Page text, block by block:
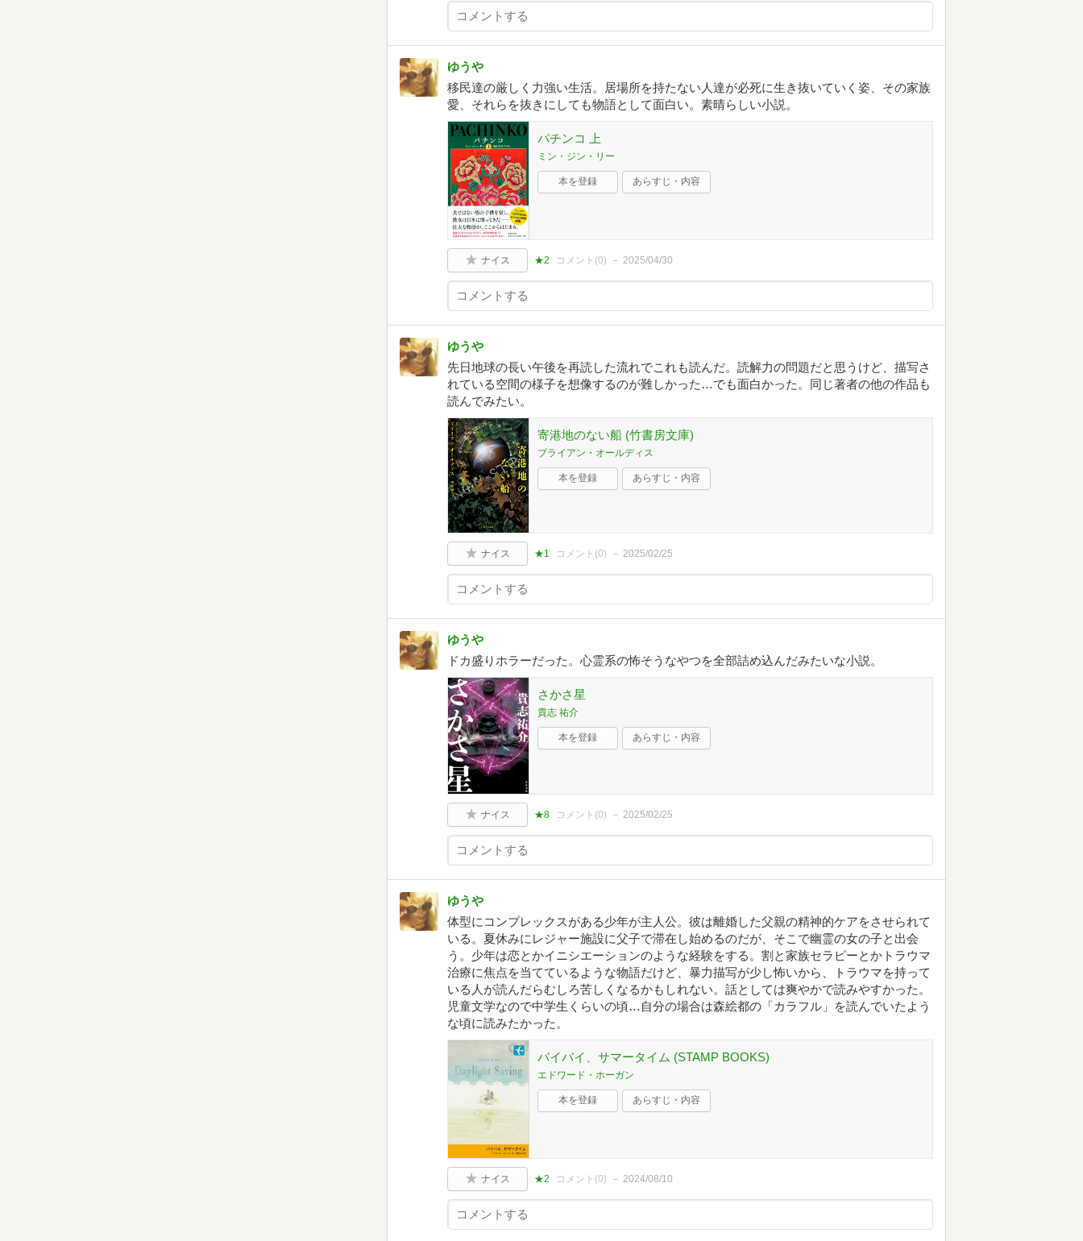
ゆうや
移民達の厳しく力強い生活。居場所を持たない人達が必死に生き抜いていく姿、その家族
愛、それらを抜きにしても物語として面白い。素晴らしい小説。
パチンコ 上
ミン・ジン・リー
本を登録 あらすじ・内容
ナイス ★2 コメント(0) 2025/04/30
ゆうや
先日地球の長い午後を再読した流れでこれも読んだ。読解力の問題だと思うけど、描写さ
れている空間の様子を想像するのが難しかった…でも面白かった。同じ著者の他の作品も
読んでみたい。
寄港地のない船 (竹書房文庫)
ブライアン・オールディス
本を登録 あらすじ・内容
ナイス ★1 コメント(0) 2025/02/25
ゆうや
ドカ盛りホラーだった。心霊系の怖そうなやつを全部詰め込んだみたいな小説。
さかさ星
貴志 祐介
本を登録 あらすじ・内容
ナイス ★8 コメント(0) 2025/02/25
ゆうや
体型にコンプレックスがある少年が主人公。彼は離婚した父親の精神的ケアをさせられて
いる。夏休みにレジャー施設に父子で滞在し始めるのだが、そこで幽霊の女の子と出会
う。少年は恋とかイニシエーションのような経験をする。割と家族セラピーとかトラウマ
治療に焦点を当てているような物語だけど、暴力描写が少し怖いから、トラウマを持って
いる人が読んだらむしろ苦しくなるかもしれない。話としては爽やかで読みやすかった。
児童文学なので中学生くらいの頃…自分の場合は森絵都の「カラフル」を読んでいたよう
な頃に読みたかった。
バイバイ、サマータイム (STAMP BOOKS)
エドワード・ホーガン
本を登録 あらすじ・内容
ナイス ★2 コメント(0) 2024/08/10